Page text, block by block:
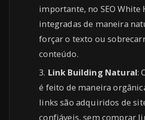
importante, no SEO White
integradas de maneira
forçar o texto ou
conteúdo.
Link Building Natural:
é feito de maneira
links são adquiridos de
confiáveis, sem comprar